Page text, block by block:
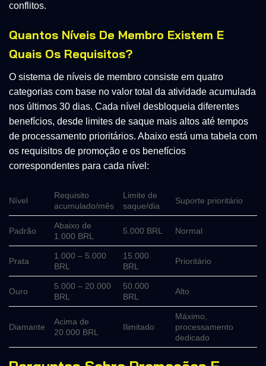
conflitos.
Quantos Níveis De Membro Existem E
Quais Os Requisitos?
O sistema de níveis de membro consiste em quatro
categorias com base no valor total da atividade acumulada
nos últimos 30 dias. Cada nível desbloqueia diferentes
benefícios, desde limites de saque mais altos até tempos
de processamento prioritários. Abaixo está uma tabela com
os requisitos de promoção e os benefícios
correspondentes para cada nível:
Nível
Requisito
acumulado/mês
Limite de
saque/dia
Suporte prioritário
Padrão
Abaixo de
1.000 BRL
5.000 BRL Normal
Prata
1.000 – 5.000
BRL
15.000
BRL
Prioritário
Ouro
5.000 – 20.000
BRL
50.000
BRL
Alto
Diamante
Acima de
20.000 BRL
Ilimitado
Máximo,
processamento
dedicado